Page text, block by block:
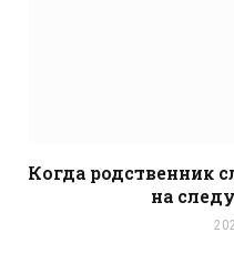
Когда родственник
на